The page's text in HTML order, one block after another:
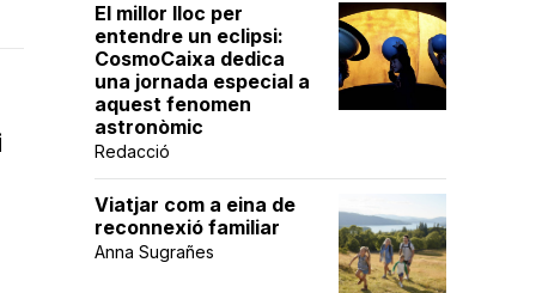
El millor lloc per
entendre un eclipsi:
CosmoCaixa dedica
una jornada especial a
aquest fenomen
astronòmic
Redacció
Viatjar com a eina de
reconnexió familiar
Anna Sugrañes